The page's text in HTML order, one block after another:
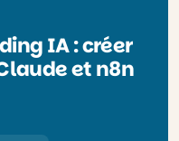
IA : créer
et n8n